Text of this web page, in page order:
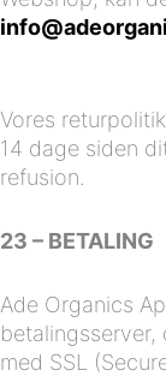
Vores
14 dage siden
refusion.
23 – BETALING
Ade Organics
med SSL